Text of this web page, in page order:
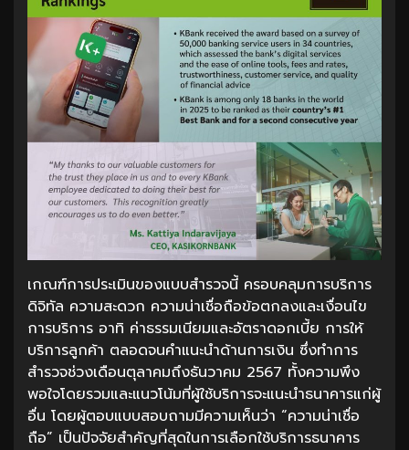
เกณฑ์การประเมินของแบบสำรวจนี้ ครอบคลุมการบริการ
ดิจิทัล ความสะดวก ความน่าเชื่อถือข้อตกลงและเงื่อนไข
การบริการ อาทิ ค่าธรรมเนียมและอัตราดอกเบี้ย การให้
บริการลูกค้า ตลอดจนคำแนะนำด้านการเงิน ซึ่งทำการ
สำรวจช่วงเดือนตุลาคมถึงธันวาคม 2567 ทั้งความพึง
พอใจโดยรวมและแนวโน้มที่ผู้ใช้บริการจะแนะนำธนาคารแก่ผู้
อื่น โดยผู้ตอบแบบสอบถามมีความเห็นว่า “ความน่าเชื่อ
ถือ” เป็นปัจจัยสำคัญที่สุดในการเลือกใช้บริการธนาคาร